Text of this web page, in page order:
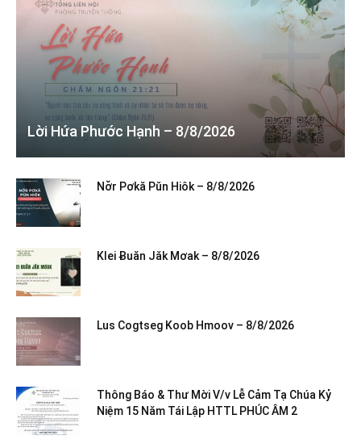
Lời Hứa Phước Hạnh – 8/8/2026
Nơ̆r Pơkă Pŭn Hiôk – 8/8/2026
Klei Ƀuăn Jăk Mơak – 8/8/2026
Lus Cogtseg Koob Hmoov – 8/8/2026
Thông Báo & Thư Mời V/v Lễ Cảm Tạ Chúa Kỷ
Niệm 15 Năm Tái Lập HTTL PHÚC ÂM 2